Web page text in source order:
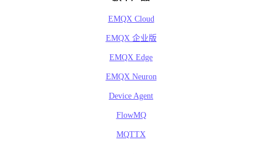
EMQX Cloud
EMQX 企业版
EMQX Edge
EMQX Neuron
Device Agent
FlowMQ
MQTTX